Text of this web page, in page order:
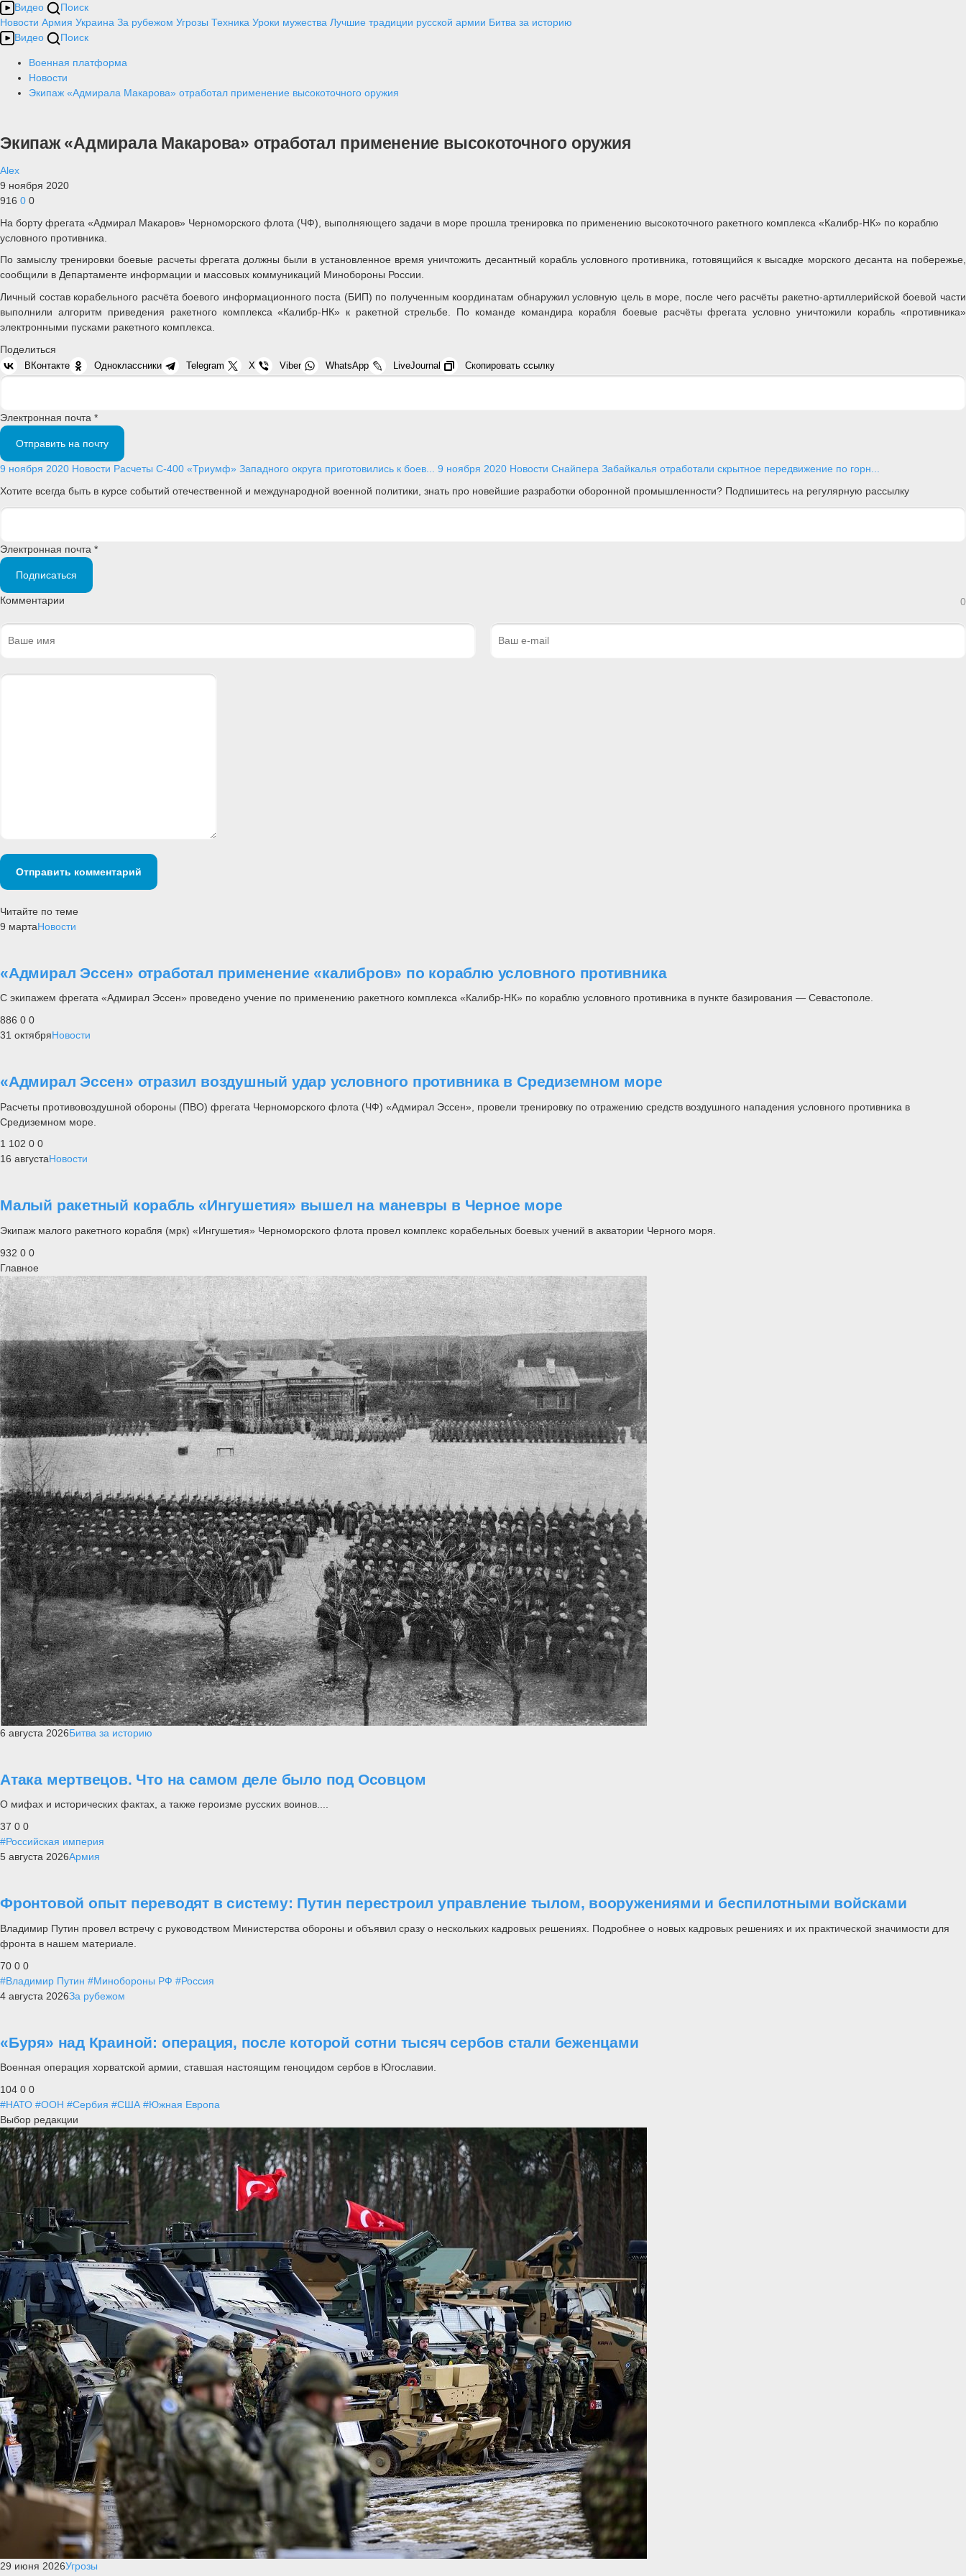
Видео
Поиск
Новости Армия Украина За рубежом Угрозы Техника Уроки мужества Лучшие традиции русской армии Битва за историю
Видео
Поиск
Военная платформа
Новости
Экипаж «Адмирала Макарова» отработал применение высокоточного оружия
Экипаж «Адмирала Макарова» отработал применение высокоточного оружия
Alex
9 ноября 2020
916 0 0
На борту фрегата «Адмирал Макаров» Черноморского флота (ЧФ), выполняющего задачи в море прошла тренировка по применению высокоточного ракетного комплекса «Калибр-НК» по кораблю
условного противника.
По замыслу тренировки боевые расчеты фрегата должны были в установленное время уничтожить десантный корабль условного противника, готовящийся к высадке морского десанта на побережье,
сообщили в Департаменте информации и массовых коммуникаций Минобороны России.
Личный состав корабельного расчёта боевого информационного поста (БИП) по полученным координатам обнаружил условную цель в море, после чего расчёты ракетно-артиллерийской боевой части
выполнили алгоритм приведения ракетного комплекса «Калибр-НК» к ракетной стрельбе. По команде командира корабля боевые расчёты фрегата условно уничтожили корабль «противника»
электронными пусками ракетного комплекса.
Поделиться
ВКонтакте Одноклассники Telegram X Viber WhatsApp LiveJournal Скопировать ссылку
Электронная почта *
Отправить на почту
9 ноября 2020 Новости Расчеты С-400 «Триумф» Западного округа приготовились к боев... 9 ноября 2020 Новости Снайпера Забайкалья отработали скрытное передвижение по горн...
Хотите всегда быть в курсе событий отечественной и международной военной политики, знать про новейшие разработки оборонной промышленности? Подпишитесь на регулярную рассылку
Электронная почта *
Подписаться
Комментарии 0
Отправить комментарий
Читайте по теме
9 мартаНовости
«Адмирал Эссен» отработал применение «калибров» по кораблю условного противника
С экипажем фрегата «Адмирал Эссен» проведено учение по применению ракетного комплекса «Калибр-НК» по кораблю условного противника в пункте базирования — Севастополе.
886 0 0
31 октябряНовости
«Адмирал Эссен» отразил воздушный удар условного противника в Средиземном море
Расчеты противовоздушной обороны (ПВО) фрегата Черноморского флота (ЧФ) «Адмирал Эссен», провели тренировку по отражению средств воздушного нападения условного противника в
Средиземном море.
1 102 0 0
16 августаНовости
Малый ракетный корабль «Ингушетия» вышел на маневры в Черное море
Экипаж малого ракетного корабля (мрк) «Ингушетия» Черноморского флота провел комплекс корабельных боевых учений в акватории Черного моря.
932 0 0
Главное
6 августа 2026Битва за историю
Атака мертвецов. Что на самом деле было под Осовцом
О мифах и исторических фактах, а также героизме русских воинов....
37 0 0
#Российская империя
5 августа 2026Армия
Фронтовой опыт переводят в систему: Путин перестроил управление тылом, вооружениями и беспилотными войсками
Владимир Путин провел встречу с руководством Министерства обороны и объявил сразу о нескольких кадровых решениях. Подробнее о новых кадровых решениях и их практической значимости для
фронта в нашем материале.
70 0 0
#Владимир Путин #Минобороны РФ #Россия
4 августа 2026За рубежом
«Буря» над Краиной: операция, после которой сотни тысяч сербов стали беженцами
Военная операция хорватской армии, ставшая настоящим геноцидом сербов в Югославии.
104 0 0
#НАТО #ООН #Сербия #США #Южная Европа
Выбор редакции
29 июня 2026Угрозы